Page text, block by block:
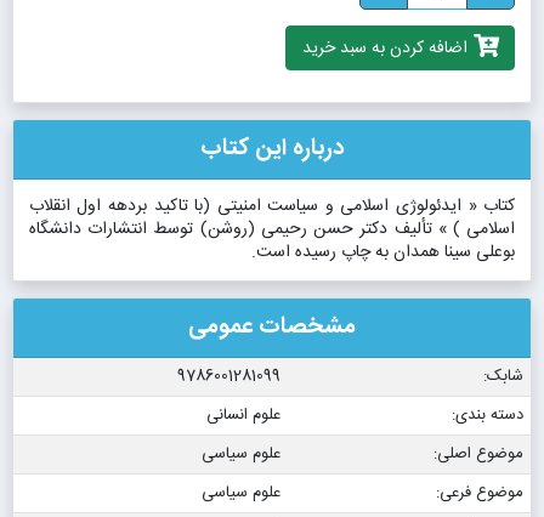
اضافه کردن به سبد خرید
درباره این کتاب
کتاب « ایدئولوژی اسلامی و سیاست امنیتی (با تاکید بردهه اول انقلاب
اسلامی ) » تألیف دکتر حسن رحیمی (روشن) توسط انتشارات دانشگاه
بوعلی سینا همدان به چاپ رسیده است.
مشخصات عمومی
شابک:
9786001281099
دسته بندی:
علوم انسانی
موضوع اصلی:
علوم سیاسی
موضوع فرعی:
علوم سیاسی